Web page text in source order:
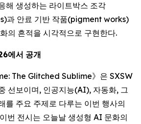
해 생성하는 라이트박스 조각
과 안료 기반 작품(pigment works)
의 흔적을 시각적으로 구현한다.
에서 공개
The Glitched Sublime》은 SXSW
선보이며, 인공지능(AI), 자동화, 그
를 주요 주제로 다루는 이번 행사의
번 전시는 오늘날 생성형 AI 문화의